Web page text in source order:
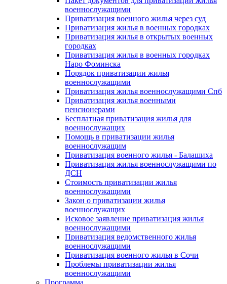
военнослужащими
Приватизация военного жилья через суд
Приватизация жилья в военных городках
Приватизация жилья в открытых военных
городках
Приватизация жилья в военных городках
Наро Фоминска
Порядок приватизации жилья
военнослужащими
Приватизация жилья военнослужащими Спб
Приватизация жилья военными
пенсионерами
Бесплатная приватизация жилья для
военнослужащих
Помощь в приватизации жилья
военнослужащим
Приватизация военного жилья - Балашиха
Приватизация жилья военнослужащими по
ДСН
Стоимость приватизации жилья
военнослужащими
Закон о приватизации жилья
военнослужащих
Исковое заявление приватизация жилья
военнослужащими
Приватизация ведомственного жилья
военнослужащими
Приватизация военного жилья в Сочи
Проблемы приватизации жилья
военнослужащими
Программа